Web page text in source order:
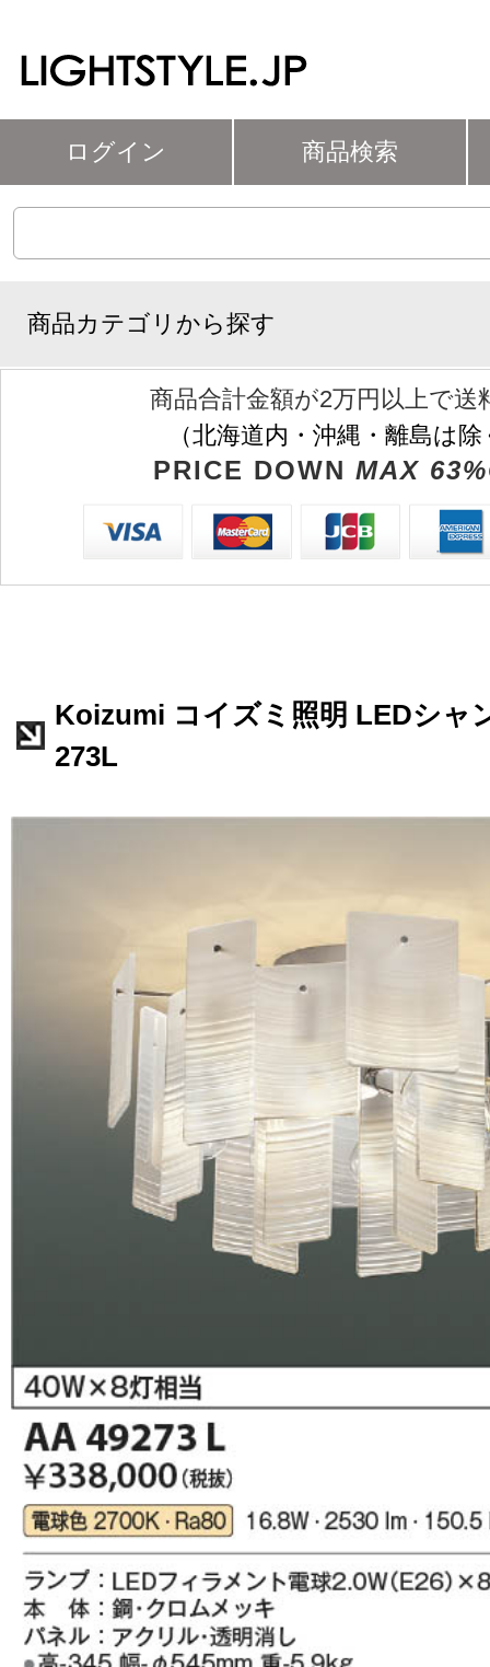
ログイン 商品検索
商品カテゴリから探す
商品合計金額が2万円以上で送
（北海道内・沖縄・離島は
PRICE DOWN MAX
Koizumi コイズミ照明 LEDシャ
273L